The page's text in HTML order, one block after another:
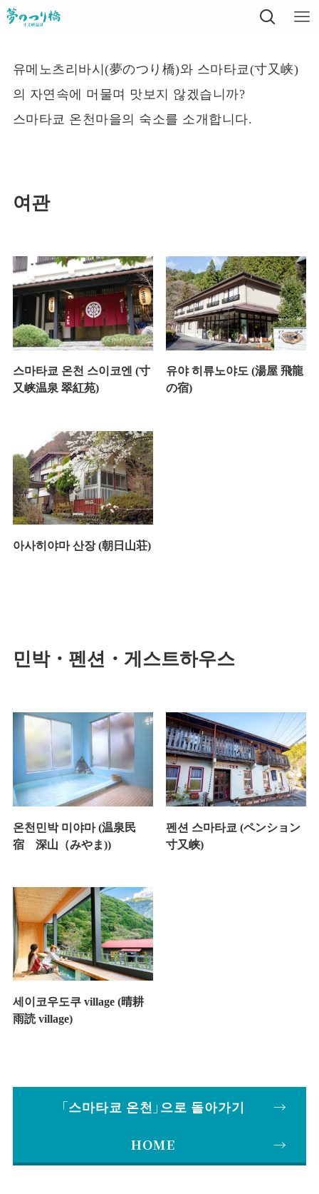
유메노츠리바시(夢のつり橋)와 스마타쿄(寸又峡)
의 자연속에 머물며 맛보지 않겠습니까?
스마타쿄 온천마을의 숙소를 소개합니다.
여관
스마타쿄 온천 스이코엔 (寸
又峡温泉 翠紅苑)
유야 히류노야도 (湯屋 飛龍
の宿)
아사히야마 산장 (朝日山荘)
민박・펜션・게스트하우스
온천민박 미야마 (温泉民
宿 深山（みやま))
펜션 스마타쿄 (ペンション
寸又峡)
세이코우도쿠 village (晴耕
雨読 village)
｢스마타쿄 온천｣으로 돌아가기
HOME